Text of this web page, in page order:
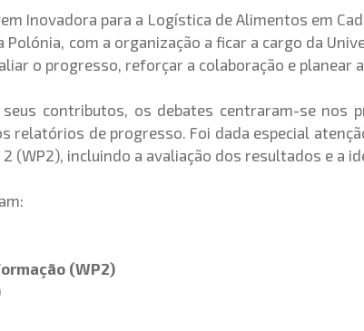
Inovadora para a Logística de Alimentos em
Polónia, com a organização a ficar a cargo da
o progresso, reforçar a colaboração e planear
contributos, os debates centraram-se nos
relatórios de progresso. Foi dada especial
(WP2), incluindo a avaliação dos resultados e a
(WP2)